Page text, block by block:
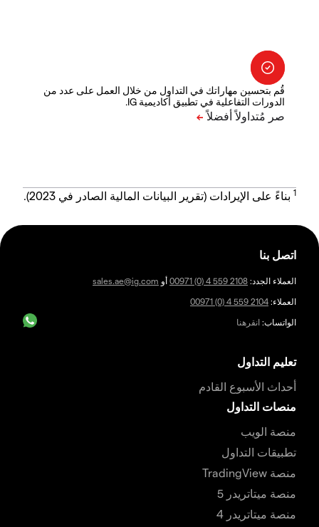
قُم بتحسين مهاراتك في التداول من خلال العمل على عدد من
الدورات التفاعلية في تطبيق أكاديمية IG.
1 بناءً على الإيرادات (تقرير البيانات المالية الصادر في 2023).
اتصل بنا
العملاء الجدد: 00971 (0) 4 559 2108 أو sales.ae@ig.com
العملاء: 00971 (0) 4 559 2104
الواتساب: انقرهنا
تعليم التداول
أحداث الأسبوع القادم
منصات التداول
منصة الويب
تطبيقات التداول
منصة TradingView
منصة ميتاتريدر 5
منصة ميتاتريدر 4